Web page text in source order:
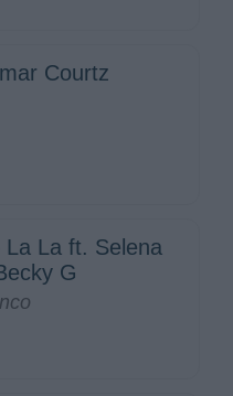
Courtz
La La ft. Selena
G